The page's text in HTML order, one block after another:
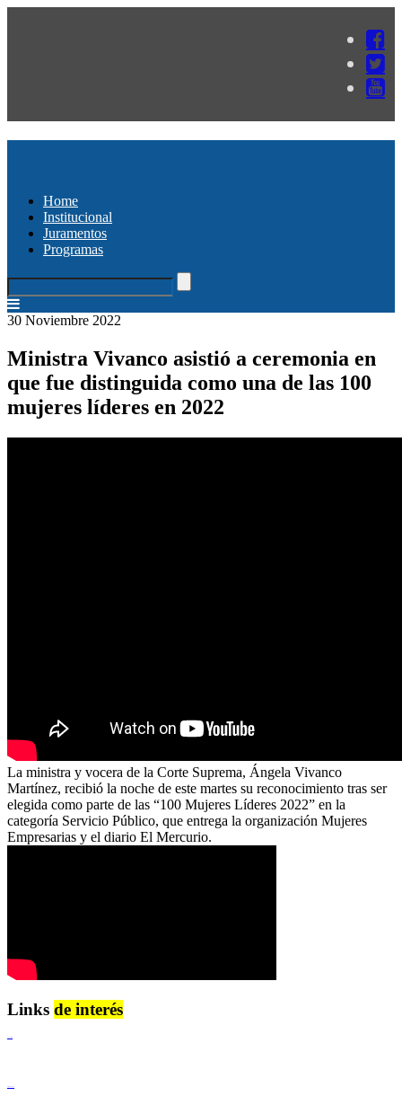
Home
Institucional
Juramentos
Programas
30 Noviembre 2022
Ministra Vivanco asistió a ceremonia en
que fue distinguida como una de las 100
mujeres líderes en 2022
La ministra y vocera de la Corte Suprema, Ángela Vivanco
Martínez, recibió la noche de este martes su reconocimiento tras ser
elegida como parte de las “100 Mujeres Líderes 2022” en la
categoría Servicio Público, que entrega la organización Mujeres
Empresarias y el diario El Mercurio.
Links de interés